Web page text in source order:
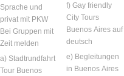
Sprache und
privat mit PKW
Bei Gruppen mit
Zeit melden
a) Stadtrundfahrt
Tour Buenos
f) Gay friendly
City Tours
Buenos Aires auf
deutsch
e) Begleitungen
in Buenos Aires